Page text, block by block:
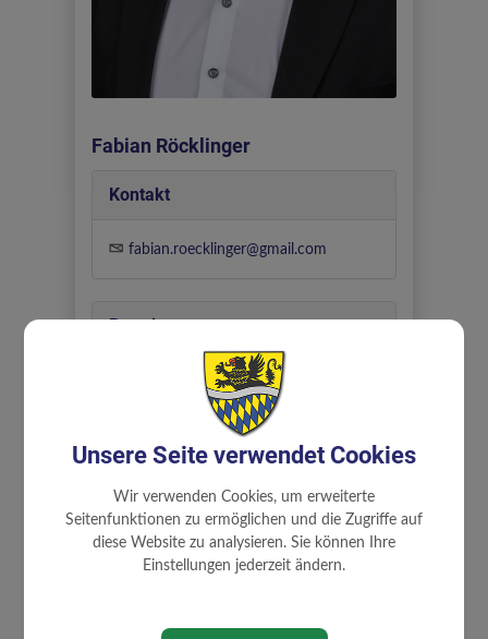
Fabian Röcklinger
Kontakt
fabian.roecklinger@gmail.com
Partei
Zuständigkeiten
Bauen, Wohnen, Flächenwidmung
Carl-Zeller-Musikschule
Kultur, Jugend und Vereine
Unsere Seite verwendet Cookies
Wir verwenden Cookies, um erweiterte
Seitenfunktionen zu ermöglichen und die Zugriffe auf
diese Website zu analysieren. Sie können Ihre
Einstellungen jederzeit ändern.